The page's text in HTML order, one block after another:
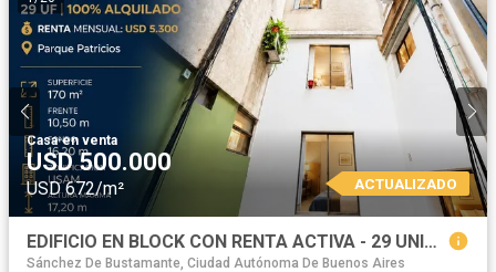
Casa·en venta
USD 500.000
USD 672/m² ACTUALIZADO
EDIFICIO EN BLOCK CON RENTA ACTIVA - 29 UNIDADES - 100% ALQUILADO - PARQUE PATRICIOS
Sánchez De Bustamante, Ciudad Autónoma De Buenos Aires